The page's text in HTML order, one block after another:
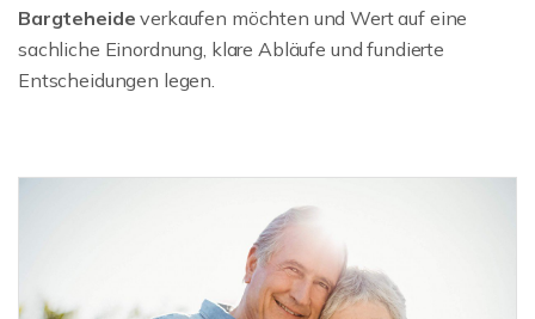
Bargteheide verkaufen möchten und Wert auf eine
sachliche Einordnung, klare Abläufe und fundierte
Entscheidungen legen.